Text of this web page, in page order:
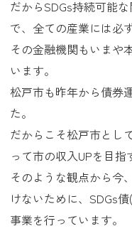
だからSDGs持続可能
で、全ての産業には必
その金融機関もいまや
います。
松戸市も昨年から債券
た。
だからこそ松戸市とし
って市の収入UPを目指
そのような観点から今
けないために、SDGs
事業を行っています。